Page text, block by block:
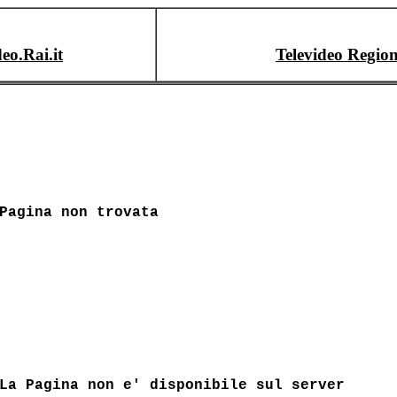
Televideo
Pagina non trovata
La Pagina non e' disponibile sul server